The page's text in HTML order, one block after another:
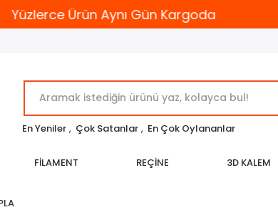
Yüzlerce Ürün Aynı Gün Kargoda
En Yeniler , Çok Satanlar , En Çok Oylananlar
FİLAMENT REÇİNE 3D KALEM